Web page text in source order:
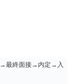
最終面接→内定→入